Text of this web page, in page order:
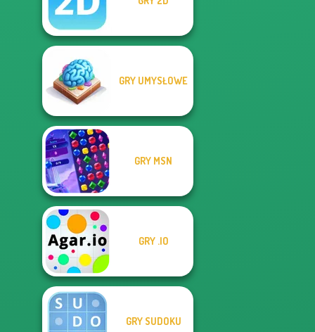
Home Pin 1
GRY UMYSŁOWE
GRY MSN
GRY .IO
GRY SUDOKU